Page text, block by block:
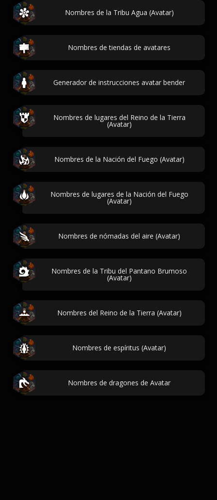
Nombres de la Tribu Agua (Avatar)
Nombres de tiendas de avatares
Generador de instrucciones avatar bender
Nombres de lugares del Reino de la Tierra
(Avatar)
Nombres de la Nación del Fuego (Avatar)
Nombres de lugares de la Nación del Fuego
(Avatar)
Nombres de nómadas del aire (Avatar)
Nombres de la Tribu del Pantano Brumoso
(Avatar)
Nombres del Reino de la Tierra (Avatar)
Nombres de espíritus (Avatar)
Nombres de dragones de Avatar